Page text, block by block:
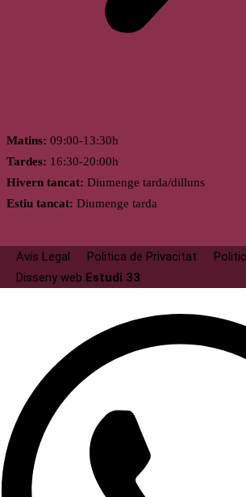
Matins: 09:00-13:30h
Tardes: 16:30-20:00h
Hivern tancat: Diumenge tarda/dilluns
Estiu tancat: Diumenge tarda
Avís Legal Politica de Privacitat
Disseny web Estudi 33